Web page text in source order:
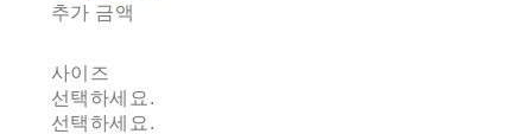
추가 금액
사이즈
선택하세요.
선택하세요.